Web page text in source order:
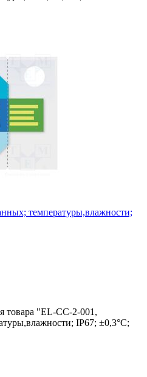
температуры,влажности;
товара "EL-CC-2-001,
IP67; ±0,3°C;